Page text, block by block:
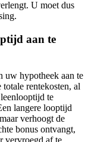
U moet dus
aan te
uw hypotheek aan te
rentekosten, al
te
langere looptijd
verhoogt de
bonus ontvangt,
vervroegd af te